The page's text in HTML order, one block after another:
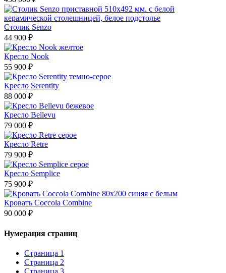
Столик Senzo
44 900 ₽
Кресло Nook
55 900 ₽
Кресло Serentity
88 000 ₽
Кресло Bellevu
79 000 ₽
Кресло Retre
79 900 ₽
Кресло Semplice
75 900 ₽
Кровать Coccola Combine
90 000 ₽
Нумерация страниц
Страница 1
Страница 2